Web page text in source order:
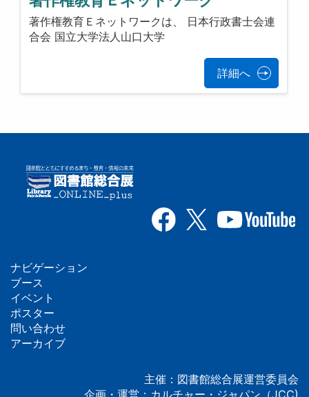
著作権教育Ｅネットワークは、 日本行政書士会連
合会 国立大学法人山口大学
詳細へ
フ
ッ
タ
ナビゲーション
ブース
イベント
ポスター
問い合わせ
アーカイブ
主催：図書館総合展運営委員会
企画・運営：カルチャー・ジャパン（JCC)